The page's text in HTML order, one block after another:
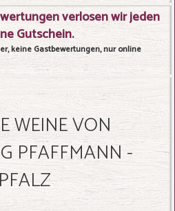
verlosen wir jeden
Gutschein.
keine Gastbewertungen, nur online
WEINE VON
PFAFFMANN -
PFALZ